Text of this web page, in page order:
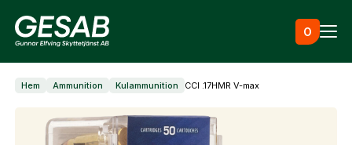
0
Ammunition
Hem Ammunition Kulammunition CCI .17HMR V-max